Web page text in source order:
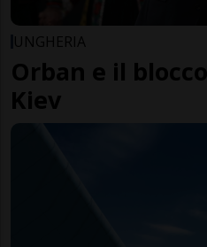
UNGHERIA
Orban e il
Kiev